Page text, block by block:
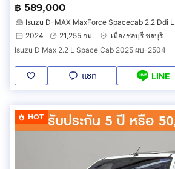
฿ 589,000
Isuzu D-MAX MaxForce Spacecab 2.2 Ddi L
2024
21,255 กม.
เมืองชลบุรี ชลบุรี
Isuzu D Max 2.2 L Space Cab 2025 ผบ-2504
แชท LINE
HOT